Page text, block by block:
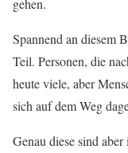
gehen.
Spannend an diesem
Teil. Personen, die
heute viele, aber
sich auf dem Weg
Genau diese sind